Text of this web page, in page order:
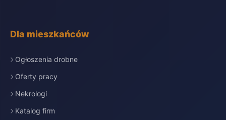
Dla mieszkańców
Ogłoszenia drobne
Oferty pracy
Nekrologi
Katalog firm